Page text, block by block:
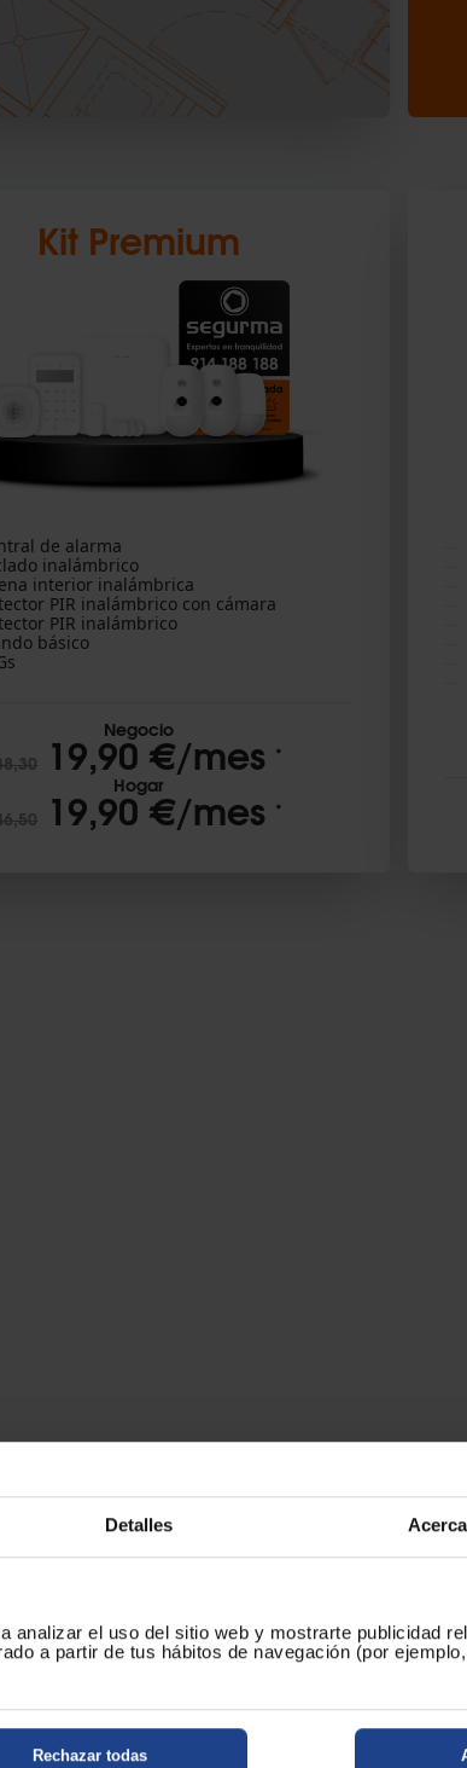
Detalles
analizar el uso del sitio web y mostrarte publicidad
a partir de tus hábitos de navegación (por
Rechazar todas
Kit Premium
de alarma
inalámbrico
interior inalámbrica
PIR inalámbrico con cámara
PIR inalámbrico
básico
Negocio
19,90 €/mes
*
Hogar
19,90 €/mes *
Presupuesto
en pocos minutos, sin